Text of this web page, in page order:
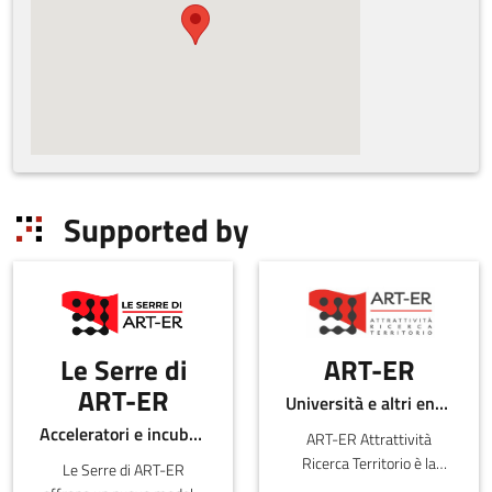
Supported by
Le Serre di
ART-ER
Acceleratori e incubatori di in-ER
Le Serre di ART-ER
ART-ER
Università e altri enti pubblici
ART-ER Attrattività
Ricerca Territorio è la